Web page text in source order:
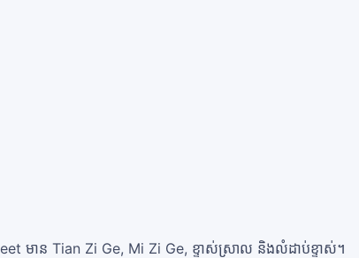
មាន Tian Zi Ge, Mi Zi Ge, ខ្ទាស់ស្រាល និងលំដាប់ខ្ទាស់។